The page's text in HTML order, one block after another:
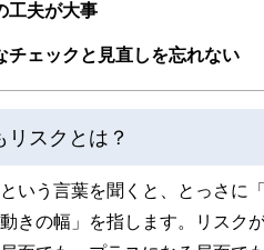
以上の執筆・監修をこなしており、これま
工夫が大事
チェックと見直しを忘れない
リスクとは？
という言葉を聞くと、とっさ
きの幅」を指します。リスク